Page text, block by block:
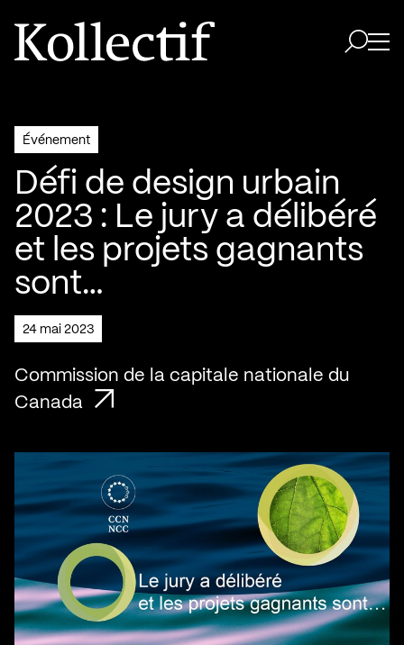
Aller à la page d'accueil
Logo Kollectif
Événement
Défi de design urbain
2023 : Le jury a délibéré
et les projets gagnants
sont…
24 mai 2023
Commission de la capitale nationale du
Canada